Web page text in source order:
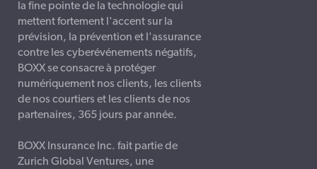
la fine pointe de la technologie qui
mettent fortement l'accent sur la
prévision, la prévention et l'assurance
contre les cyberévénements négatifs,
BOXX se consacre à protéger
numériquement nos clients, les clients
de nos courtiers et les clients de nos
partenaires, 365 jours par année.
BOXX Insurance Inc. fait partie de
Zurich Global Ventures, une